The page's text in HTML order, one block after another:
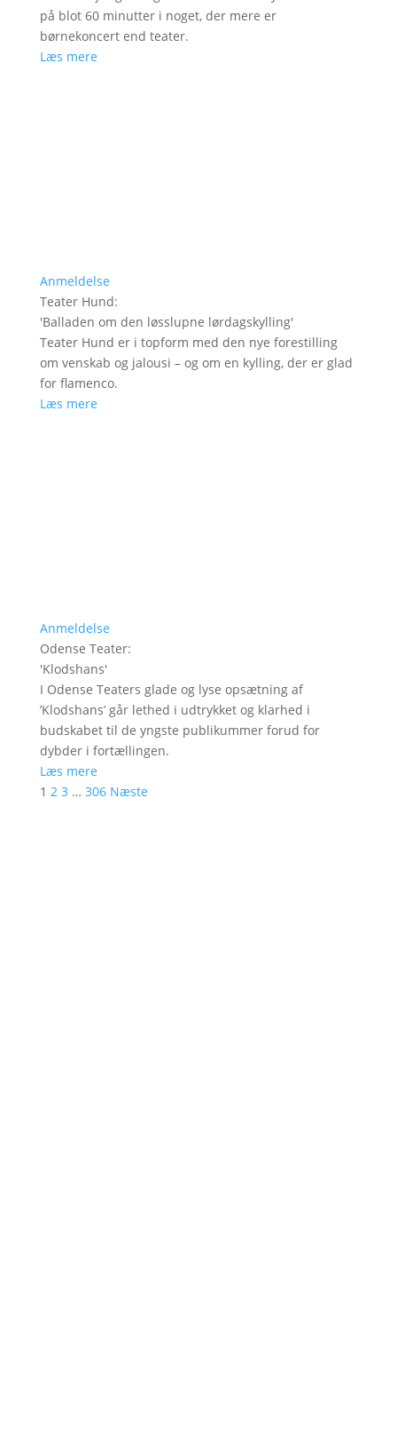
på blot 60 minutter i noget, der mere er
børnekoncert end teater.
Læs mere
Anmeldelse
Teater Hund:
'Balladen om den løsslupne lørdagskylling'
Teater Hund er i topform med den nye forestilling
om venskab og jalousi – og om en kylling, der er glad
for flamenco.
Læs mere
Anmeldelse
Odense Teater:
'Klodshans'
I Odense Teaters glade og lyse opsætning af
’Klodshans’ går lethed i udtrykket og klarhed i
budskabet til de yngste publikummer forud for
dybder i fortællingen.
Læs mere
1 2 3 … 306 Næste